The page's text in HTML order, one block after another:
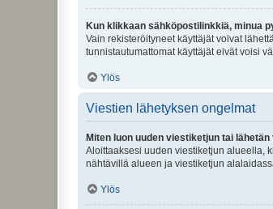
Kun klikkaan sähköpostilinkkiä, minua
Vain rekisteröityneet käyttäjät voivat
tunnistautumattomat käyttäjät eivät voisi
Ylös
Viestien lähetyksen ongelmat
Miten luon uuden viestiketjun tai
Aloittaaksesi uuden viestiketjun alueella,
nähtävillä alueen ja viestiketjun
Ylös